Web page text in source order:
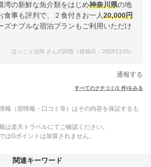
湾の新鮮な魚介類をはじめ神奈川県の地
食事も評判で、２食付きお一人20,000円
ズナブルな宿泊プランもご利用いただけ
ほっこり法師 さんの回答（投稿日：2023/11/15）
通報する
すべてのクチコミ(1 件)をみる
報（宿情報・口コミ等）はその内容を保証するも
は楽天トラベルにてご確認ください。
はGポイントは加算されません。
関連キーワード